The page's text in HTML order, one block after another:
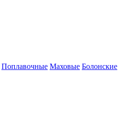
Поплавочные Маховые Болонские